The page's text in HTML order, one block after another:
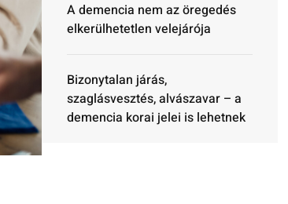
A demencia nem az öregedés
elkerülhetetlen velejárója
Bizonytalan járás,
szaglásvesztés, alvászavar – a
demencia korai jelei is lehetnek